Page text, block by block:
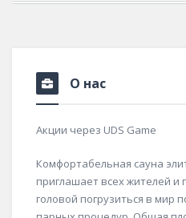
О нас
Акции через UDS Game
Комфортабельная сауна
приглашает всех жителей и
головой погрузиться в мир